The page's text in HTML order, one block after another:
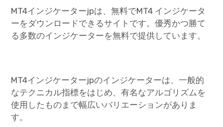
MT4インジケーターjpは、無料でMT4 インジケータ
ーをダウンロードできるサイトです。優秀かつ勝て
る多数のインジケーターを無料で提供しています。
MT4インジケーターjpのインジケーターは、一般的
なテクニカル指標をはじめ、有名なアルゴリズムを
使用したものまで幅広いバリエーションがありま
す。